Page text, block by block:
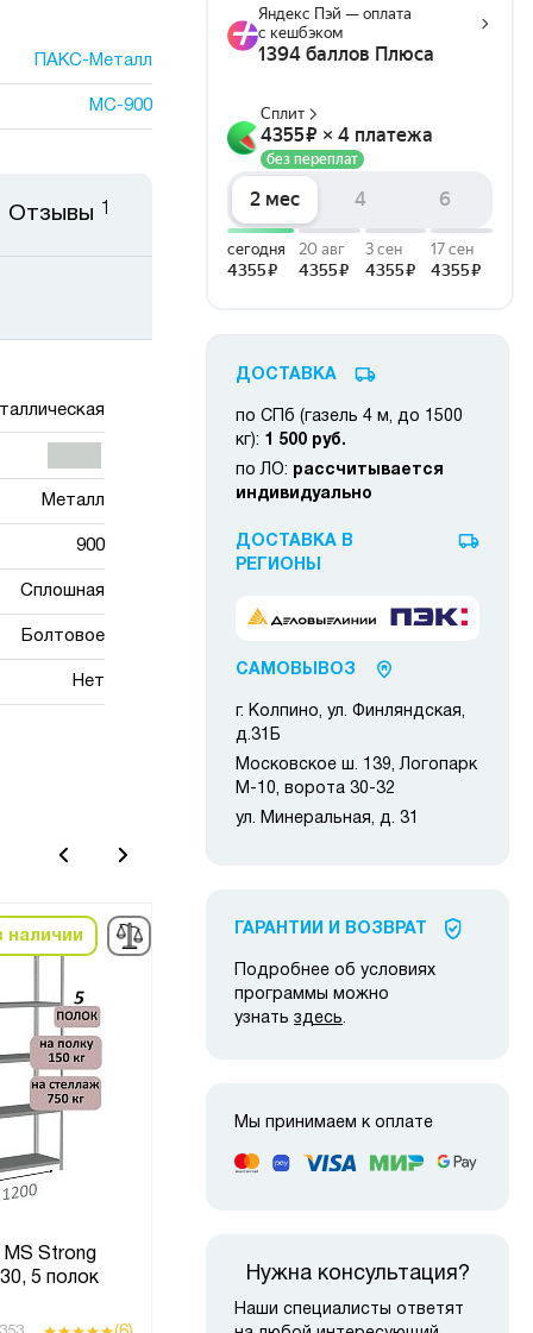
ПАКС-Металл
МС-900
Металл
900
Сплошная
Болтовое
Нет
Отзывы
наличии
Strong
5 полок
в наличии
310х100х60, 10 полок
ДОСТАВКА
по СПб (газель 4 м, до 1500
кг): 1 500 руб.
по ЛО: рассчитывается
индивидуально
ДОСТАВКА В
РЕГИОНЫ
САМОВЫВОЗ
г. Колпино, ул. Финляндская,
д.31Б
Московское ш. 139, Логопарк
М-10, ворота 30-32
ул. Минеральная, д. 31
ГАРАНТИИ И ВОЗВРАТ
Подробнее об условиях
программы можно
узнать здесь.
Мы принимаем к оплате
Нужна консультация?
Наши специалисты ответят